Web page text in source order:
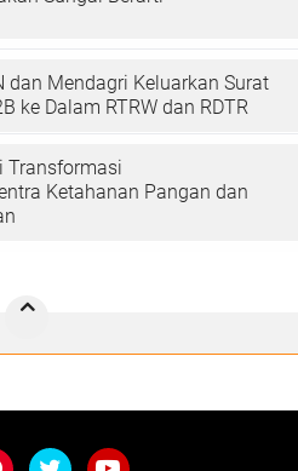
dan Mendagri Keluarkan Surat
ke Dalam RTRW dan RDTR
Transformasi
Ketahanan Pangan dan